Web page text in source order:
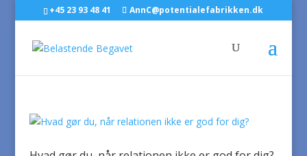
+45 23 93 48 41 AnnC@potentialefabrikken.dk